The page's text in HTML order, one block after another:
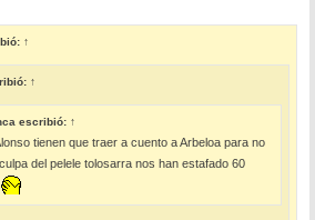
↑
↑
escribió: ↑
tienen que traer a cuento a Arbeloa para no
del pelele tolosarra nos han estafado 60